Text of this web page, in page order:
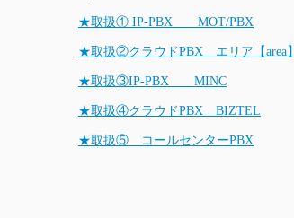
★取扱① IP-PBX MOT/PBX
★取扱②クラウドPBX エリア【area】
★取扱③IP-PBX MINC
★取扱④クラウドPBX BIZTEL
★取扱⑤ コールセンターPBX